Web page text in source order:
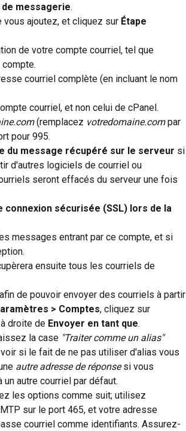
messagerie.
ajoutez, et cliquez sur Étape
de votre compte courriel, tel que
courriel complète (en incluant le nom
courriel, et non celui de cPanel.
(remplacez votredomaine.com par
pour 995.
du message récupéré sur le serveur si
d'autres logiciels de courriel ou
seront effacés du serveur une fois
connexion sécurisée (SSL) lors de la
messages entrant par ce compte, et si
ensuite tous les courriels de
de pouvoir envoyer des courriels à partir
> Comptes, cliquez sur
droite de Envoyer en tant que.
la case "Traiter comme un alias"
si le fait de ne pas utiliser d'alias vous
autre adresse de réponse si vous
autre courriel par défaut.
les options comme suit; utilisez
sur le port 465, et votre adresse
courriel comme identifiants. Assurez-